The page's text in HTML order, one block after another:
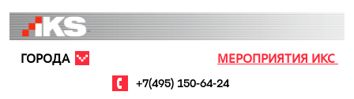
МЕРОПРИЯТИЯ ИКС
+7(495) 150-64-24
ГОРОДА